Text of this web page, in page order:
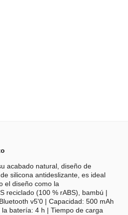
acabado natural, diseño de
silicona antideslizante, es ideal
el diseño como la
reciclado (100 % rABS), bambú |
v5'0 | Capacidad: 500 mAh
la batería: 4 h | Tiempo de carga